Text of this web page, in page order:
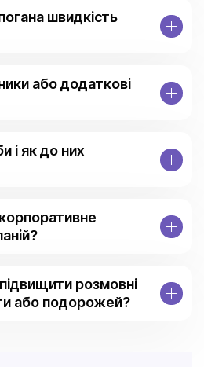
швидкість
або додаткові
і як до них
розмовні
або подорожей?